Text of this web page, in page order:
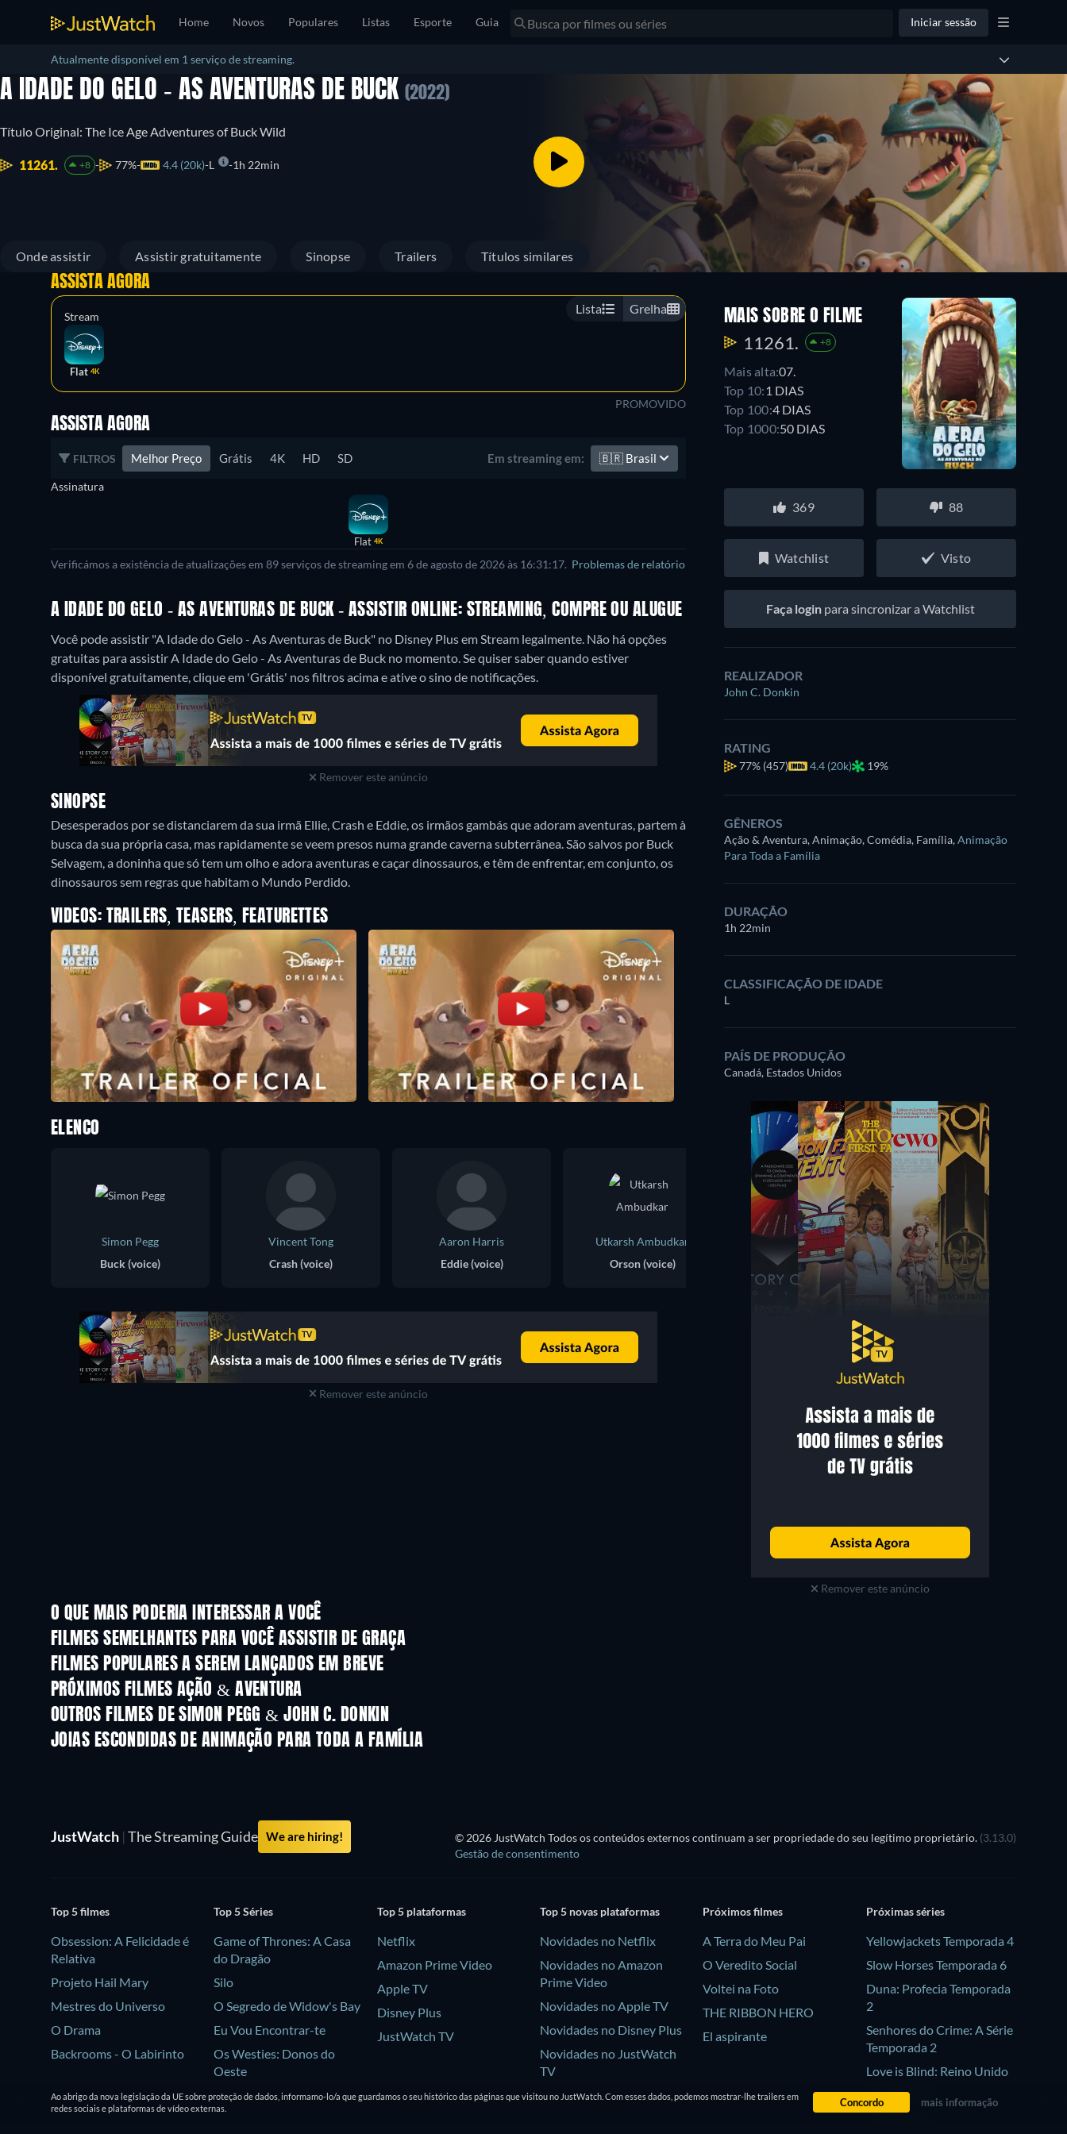
Home Novos Populares Listas Esporte Guia Iniciar sessão
Atualmente disponível em 1 serviço de streaming.
A IDADE DO GELO - AS AVENTURAS DE BUCK (2022)
Título Original: The Ice Age Adventures of Buck Wild
11261. +8 77% 4.4 (20k) L 1h 22min
Onde assistir Assistir gratuitamente Sinopse Trailers Títulos similares
Lista Grelha
ASSISTA AGORA
Stream
Flat 4K
PROMOVIDO
ASSISTA AGORA
FILTROS Melhor Preço Grátis 4K HD SD Em streaming em: 🇧🇷 Brasil
Assinatura
Flat 4K
Verificámos a existência de atualizações em 89 serviços de streaming em 6 de agosto de 2026 às 16:31:17. Problemas de relatório
A IDADE DO GELO - AS AVENTURAS DE BUCK - ASSISTIR ONLINE: STREAMING, COMPRE OU ALUGUE
Você pode assistir "A Idade do Gelo - As Aventuras de Buck" no Disney Plus em Stream legalmente. Não há opções
gratuitas para assistir A Idade do Gelo - As Aventuras de Buck no momento. Se quiser saber quando estiver
disponível gratuitamente, clique em 'Grátis' nos filtros acima e ative o sino de notificações.
Remover este anúncio
SINOPSE
Desesperados por se distanciarem da sua irmã Ellie, Crash e Eddie, os irmãos gambás que adoram aventuras, partem à
busca da sua própria casa, mas rapidamente se veem presos numa grande caverna subterrânea. São salvos por Buck
Selvagem, a doninha que só tem um olho e adora aventuras e caçar dinossauros, e têm de enfrentar, em conjunto, os
dinossauros sem regras que habitam o Mundo Perdido.
VIDEOS: TRAILERS, TEASERS, FEATURETTES
MAIS SOBRE O FILME
11261. +8
Mais alta:07.
Top 10: 1 DIAS
Top 100:4 DIAS
Top 1000:50 DIAS
369 88
Watchlist Visto
Faça loginpara sincronizar a Watchlist
REALIZADOR
John C. Donkin
RATING
77% (457) 4.4 (20k) 19%
GÊNEROS
Ação & Aventura, Animação, Comédia, Família,Animação
Para Toda a Família
DURAÇÃO
1h 22min
CLASSIFICAÇÃO DE IDADE
L
PAÍS DE PRODUÇÃO
Canadá, Estados Unidos
Remover este anúncio
ELENCO
Simon Pegg
Buck (voice)
Vincent Tong
Crash (voice)
Aaron Harris
Eddie (voice)
Utkarsh Ambudkar
Orson (voice)
Justina Machado
Zee (or whatever her name is) (voice)
Sean Kenin
Manny (voice)
Remover este anúncio
O QUE MAIS PODERIA INTERESSAR A VOCÊ
FILMES SEMELHANTES PARA VOCÊ ASSISTIR DE GRAÇA
FILMES POPULARES A SEREM LANÇADOS EM BREVE
PRÓXIMOS FILMES AÇÃO & AVENTURA
OUTROS FILMES DE SIMON PEGG & JOHN C. DONKIN
JOIAS ESCONDIDAS DE ANIMAÇÃO PARA TODA A FAMÍLIA
Série
JustWatch | The Streaming Guide We are hiring! © 2026 JustWatch Todos os conteúdos externos continuam a ser propriedade do seu legítimo proprietário. (3.13.0)
Gestão de consentimento
Top 5 filmes
Obsession: A Felicidade é
Relativa
Projeto Hail Mary
Mestres do Universo
O Drama
Backrooms - O Labirinto
Top 5 Séries
Game of Thrones: A Casa
do Dragão
Silo
O Segredo de Widow's Bay
Eu Vou Encontrar-te
Os Westies: Donos do
Oeste
Top 5 plataformas
Netflix
Amazon Prime Video
Apple TV
Disney Plus
JustWatch TV
Top 5 novas plataformas
Novidades no Netflix
Novidades no Amazon
Prime Video
Novidades no Apple TV
Novidades no Disney Plus
Novidades no JustWatch
TV
Próximos filmes
A Terra do Meu Pai
O Veredito Social
Voltei na Foto
THE RIBBON HERO
El aspirante
Próximas séries
Yellowjackets Temporada 4
Slow Horses Temporada 6
Duna: Profecia Temporada
2
Senhores do Crime: A Série
Temporada 2
Love is Blind: Reino Unido
Ao abrigo da nova legislação da UE sobre proteção de dados, informamo-lo/a que guardamos o seu histórico das páginas que visitou no JustWatch. Com esses dados, podemos mostrar-lhe trailers em
redes sociais e plataformas de vídeo externas.
Concordo mais informação